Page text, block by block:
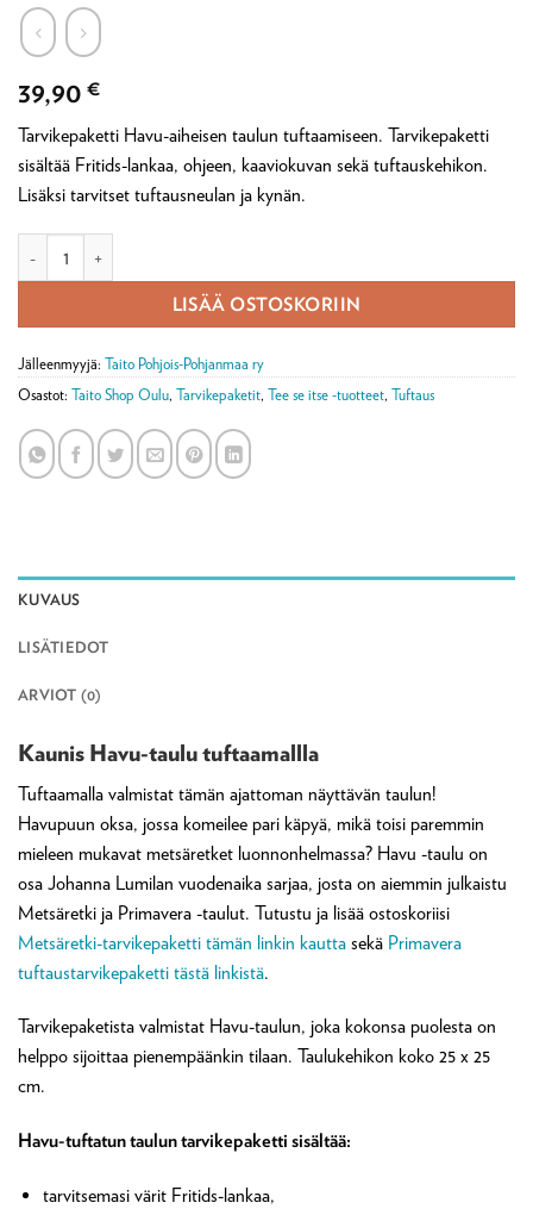
39,90 €
Tarvikepaketti Havu-aiheisen taulun tuftaamiseen. Tarvikepaketti
sisältää Fritids-lankaa, ohjeen, kaaviokuvan sekä tuftauskehikon.
Lisäksi tarvitset tuftausneulan ja kynän.
LISÄÄ OSTOSKORIIN
Jälleenmyyjä: Taito Pohjois-Pohjanmaa ry
Osastot: Taito Shop Oulu, Tarvikepaketit, Tee se itse -tuotteet, Tuftaus
KUVAUS
LISÄTIEDOT
ARVIOT (0)
Kaunis Havu-taulu tuftaamallla
Tuftaamalla valmistat tämän ajattoman näyttävän taulun!
Havupuun oksa, jossa komeilee pari käpyä, mikä toisi paremmin
mieleen mukavat metsäretket luonnonhelmassa? Havu -taulu on
osa Johanna Lumilan vuodenaika sarjaa, josta on aiemmin julkaistu
Metsäretki ja Primavera -taulut. Tutustu ja lisää ostoskoriisi
Metsäretki-tarvikepaketti tämän linkin kautta sekä Primavera
tuftaustarvikepaketti tästä linkistä.
Tarvikepaketista valmistat Havu-taulun, joka kokonsa puolesta on
helppo sijoittaa pienempäänkin tilaan. Taulukehikon koko 25 x 25
cm.
Havu-tuftatun taulun tarvikepaketti sisältää:
tarvitsemasi värit Fritids-lankaa,